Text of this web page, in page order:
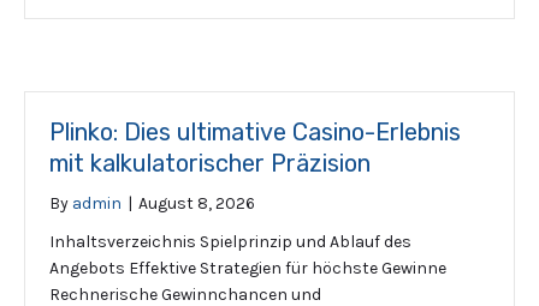
Plinko: Dies ultimative Casino-Erlebnis
mit kalkulatorischer Präzision
By admin | August 8, 2026
Inhaltsverzeichnis Spielprinzip und Ablauf des
Angebots Effektive Strategien für höchste Gewinne
Rechnerische Gewinnchancen und